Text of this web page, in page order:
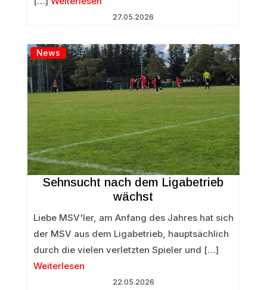
27.05.2026
Sehnsucht nach dem Ligabetrieb
wächst
Liebe MSV'ler, am Anfang des Jahres hat sich
der MSV aus dem Ligabetrieb, hauptsächlich
durch die vielen verletzten Spieler und […]
Weiterlesen
News
22.05.2026